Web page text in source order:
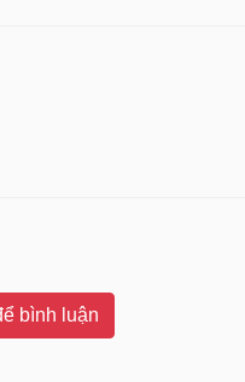
bình luận